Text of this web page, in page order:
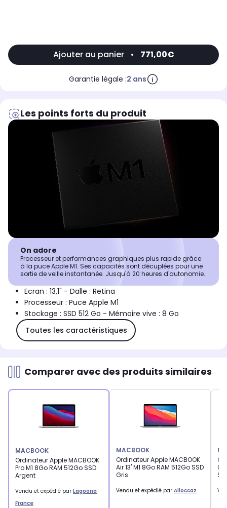
Ajouter au panier • 771,00€
Garantie légale :2 ans
Les points forts du produit
On adore
Processeur et performances graphiques plus rapide grâce
à la puce Apple M1. Ses capacités sont décuplées pour une
sortie de veille instantanée. Jusqu'à 20 heures d'autonomie.
Ecran : 13,1" - Dalle : Retina
Processeur : Puce Apple M1
Stockage : SSD 512 Go - Mémoire vive : 8 Go
Toutes les caractéristiques
Comparer avec des produits similaires
MACBOOK
Ordinateur Apple MACBOOK
Pro M1 8Go RAM 512Go SSD
Argent
Vendu et expédié par Lagoona
France
MACBOOK
Ordinateur Apple MACBOOK
Air 13' M1 8Go RAM 512Go SSD
Gris
Vendu et expédié par Alloccaz